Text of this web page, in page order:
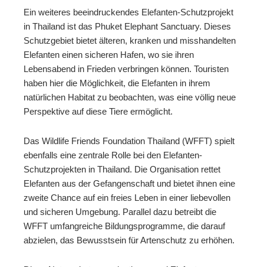
Ein weiteres beeindruckendes Elefanten-Schutzprojekt
in Thailand ist das Phuket Elephant Sanctuary. Dieses
Schutzgebiet bietet älteren, kranken und misshandelten
Elefanten einen sicheren Hafen, wo sie ihren
Lebensabend in Frieden verbringen können. Touristen
haben hier die Möglichkeit, die Elefanten in ihrem
natürlichen Habitat zu beobachten, was eine völlig neue
Perspektive auf diese Tiere ermöglicht.
Das Wildlife Friends Foundation Thailand (WFFT) spielt
ebenfalls eine zentrale Rolle bei den Elefanten-
Schutzprojekten in Thailand. Die Organisation rettet
Elefanten aus der Gefangenschaft und bietet ihnen eine
zweite Chance auf ein freies Leben in einer liebevollen
und sicheren Umgebung. Parallel dazu betreibt die
WFFT umfangreiche Bildungsprogramme, die darauf
abzielen, das Bewusstsein für Artenschutz zu erhöhen.